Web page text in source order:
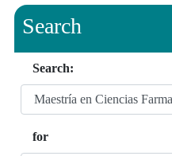
Search
Search:
for